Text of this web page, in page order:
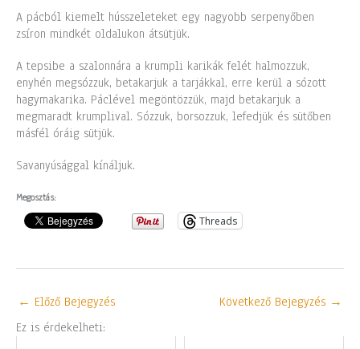
A pácból kiemelt hússzeleteket egy nagyobb serpenyőben
zsíron mindkét oldalukon átsütjük.
A tepsibe a szalonnára a krumpli karikák felét halmozzuk,
enyhén megsózzuk, betakarjuk a tarjákkal, erre kerül a sózott
hagymakarika. Páclével megöntözzük, majd betakarjuk a
megmaradt krumplival. Sózzuk, borsozzuk, lefedjük és sütőben
másfél óráig sütjük.
Savanyúsággal kínáljuk.
Megosztás:
Threads
← Előző Bejegyzés Következő Bejegyzés →
Ez is érdekelheti: